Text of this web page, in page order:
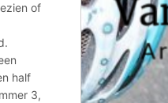
of
half
3,